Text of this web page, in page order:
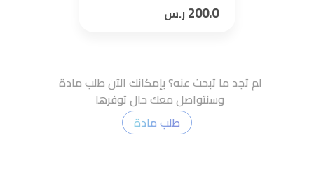
200.0ر.س
لم تجد ما تبحث عنه؟ بإمكانك الآن طلب مادة
وسنتواصل معك حال توفرها
طلب مادة